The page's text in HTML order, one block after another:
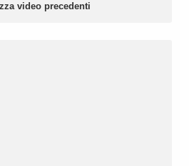
video precedenti